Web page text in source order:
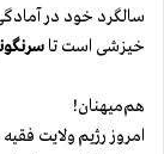
سالگرد خود در
خیزشی است تا
هم‌میهنان!